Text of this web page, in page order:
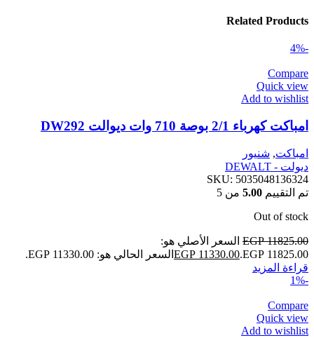
Related Products
-4%
Compare
Quick view
Add to wishlist
امباكت كهرباء 2/1 بوصة 710 وات ديوالت DW292
امباكت, شنيور
ديولت - DEWALT
SKU: 5035048136324
تم التقييم 5.00 من 5
Out of stock
EGP11825.00
السعر الأصلي هو:
EGP 11825.00.
EGP 11330.00
السعر الحالي هو: EGP 11330.00.
قراءة المزيد
-1%
Compare
Quick view
Add to wishlist